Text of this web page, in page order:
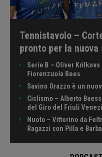
Tennistavolo –
pronto per la
Serie B – Oliver
Fiorenzuola Bees
Savino Orazzo è un
Ciclismo – Alberto
del Giro del Friuli
Nuoto – Vittorino da
Ragazzi con Pilla e